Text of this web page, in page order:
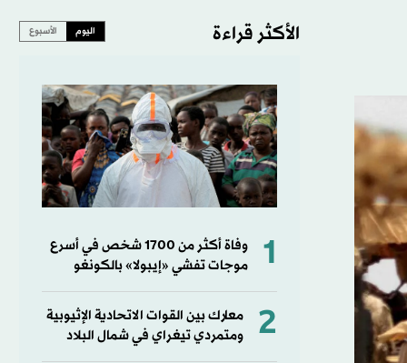
الأكثر قراءة اليوم الأسبوع
1
وفاة أكثر من 1700 شخص في أسرع
موجات تفشي «إيبولا» بالكونغو
2
معارك بين القوات الاتحادية الإثيوبية
ومتمردي تيغراي في شمال البلاد